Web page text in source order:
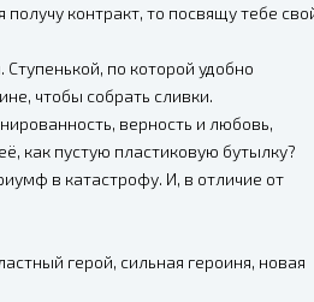
контракт, то посвящу тебе
по которой удобно
чтобы собрать сливки.
верность и любовь,
как пустую пластиковую бутылку?
в катастрофу. И, в отличие от
герой, сильная героиня, новая